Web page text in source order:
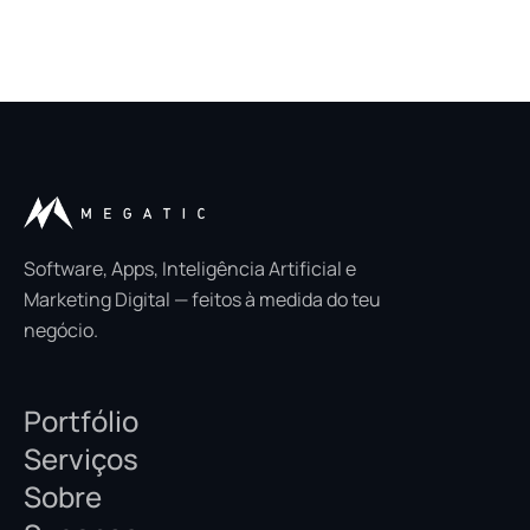
Software, Apps, Inteligência Artificial e
Marketing Digital — feitos à medida do teu
negócio.
Portfólio
Serviços
Sobre